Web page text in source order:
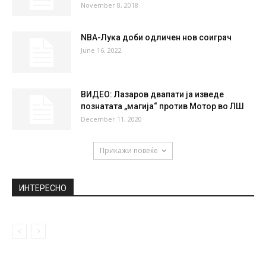
November 8, 2018
NBA-Лука доби одличен нов соиграч
June 16, 2022
ВИДЕО: Лазаров двапати ја изведе
познатата „магија“ против Мотор во ЛШ
December 11, 2020
Прикажи повеќе
ИНТЕРЕСНО